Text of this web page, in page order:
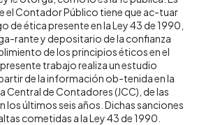
el Contador Público tiene que ac-tuar
de ética presente en la Ley 43 de 1990,
rante y depositario de la confianza
de los principios éticos en el
trabajo realiza un estudio
de la información ob-tenida en la
Central de Contadores (JCC), de las
los últimos seis años. Dichas sanciones
cometidas a la Ley 43 de 1990.